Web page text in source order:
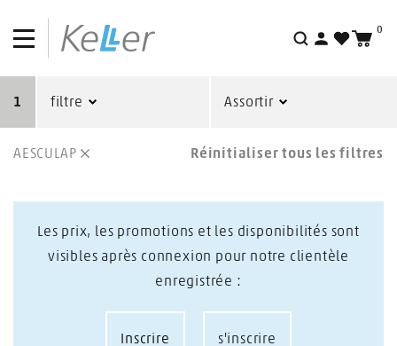
Recherche
0
Meubles de travail et chariots
Wellness & Spa
Physiothérapie, Fitness & Sport
1 filtre Assortir
AESCULAP Réinitialiser tous les filtres
Les prix, les promotions et les disponibilités sont
visibles après connexion pour notre clientèle
enregistrée :
Inscrire s'inscrire